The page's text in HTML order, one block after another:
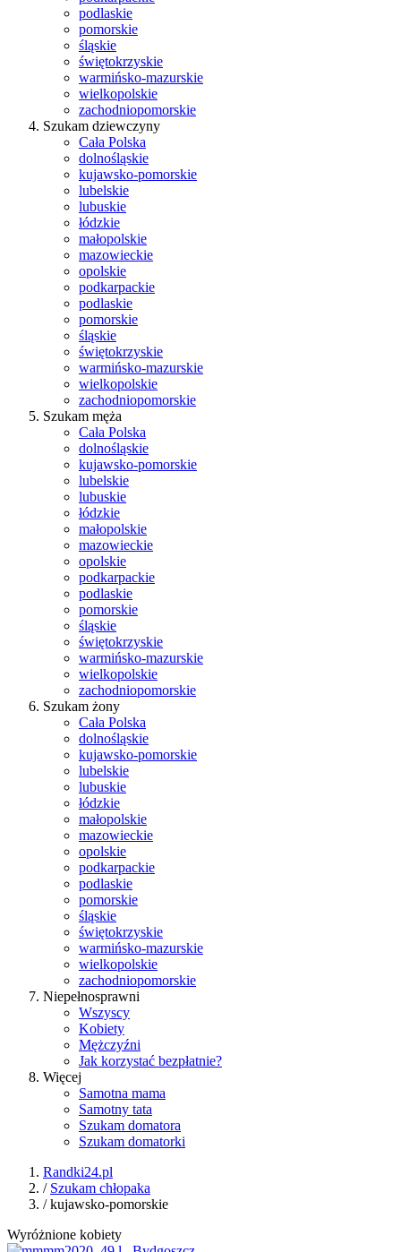
podlaskie
pomorskie
śląskie
świętokrzyskie
warmińsko-mazurskie
wielkopolskie
zachodniopomorskie
Szukam dziewczyny
Cała Polska
dolnośląskie
kujawsko-pomorskie
lubelskie
lubuskie
łódzkie
małopolskie
mazowieckie
opolskie
podkarpackie
podlaskie
pomorskie
śląskie
świętokrzyskie
warmińsko-mazurskie
wielkopolskie
zachodniopomorskie
Szukam męża
Cała Polska
dolnośląskie
kujawsko-pomorskie
lubelskie
lubuskie
łódzkie
małopolskie
mazowieckie
opolskie
podkarpackie
podlaskie
pomorskie
śląskie
świętokrzyskie
warmińsko-mazurskie
wielkopolskie
zachodniopomorskie
Szukam żony
Cała Polska
dolnośląskie
kujawsko-pomorskie
lubelskie
lubuskie
łódzkie
małopolskie
mazowieckie
opolskie
podkarpackie
podlaskie
pomorskie
śląskie
świętokrzyskie
warmińsko-mazurskie
wielkopolskie
zachodniopomorskie
Niepełnosprawni
Wszyscy
Kobiety
Mężczyźni
Jak korzystać bezpłatnie?
Więcej
Samotna mama
Samotny tata
Szukam domatora
Szukam domatorki
Randki24.pl
/ Szukam chłopaka
/ kujawsko-pomorskie
Wyróżnione kobiety